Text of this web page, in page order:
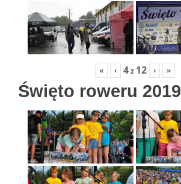
« ‹ 4z 12 › »
Święto roweru 2019